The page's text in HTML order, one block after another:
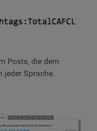
Posts, die dem
jeder Sprache.